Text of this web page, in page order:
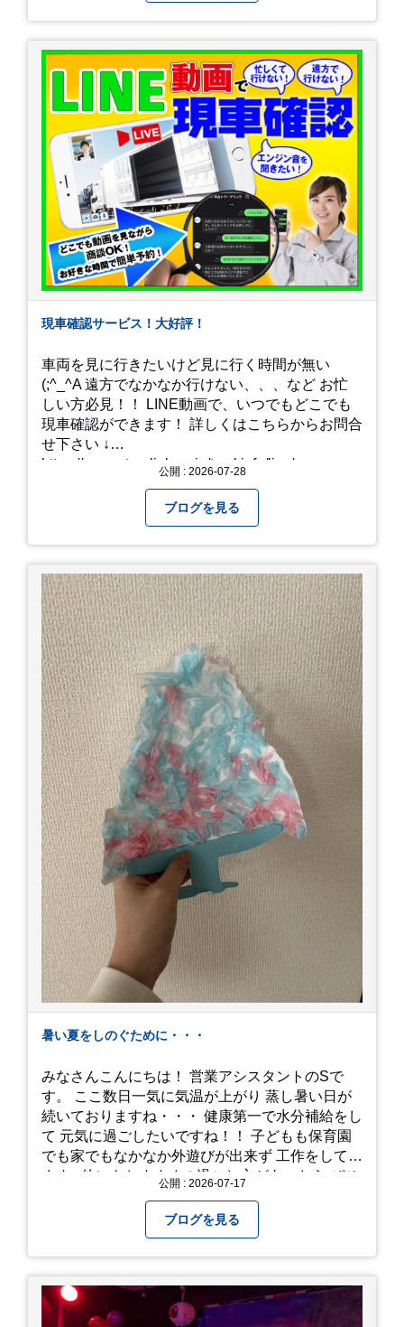
現車確認サービス！大好評！
車両を見に行きたいけど見に行く時間が無い
(;^_^A 遠方でなかなか行けない、、、など お忙
しい方必見！！ LINE動画で、いつでもどこでも
現車確認ができます！ 詳しくはこちらからお問合
せ下さい ↓
https://www.steerlink.co.jp/truckinfo/live/
公開 : 2026-07-28
ブログを見る
暑い夏をしのぐために・・・
みなさんこんにちは！ 営業アシスタントのSで
す。 ここ数日一気に気温が上がり 蒸し暑い日が
続いておりますね・・・ 健康第一で水分補給をし
て 元気に過ごしたいですね！！ 子どもも保育園
でも家でもなかなか外遊びが出来ず 工作をしてい
ます♪ 他にもおすすめの過ごし方があったら ぜひ
公開 : 2026-07-17
ブログを見る